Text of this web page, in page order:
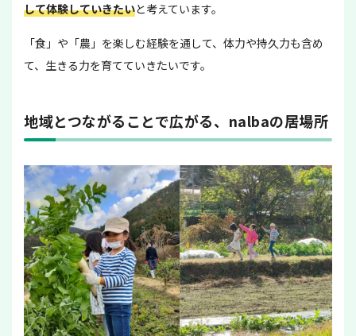
して体験していきたいと考えています。
「食」や「農」を楽しむ経験を通して、体力や持久力も含め
て、生きる力を育てていきたいです。
地域とつながることで広がる、nalbaの居場所